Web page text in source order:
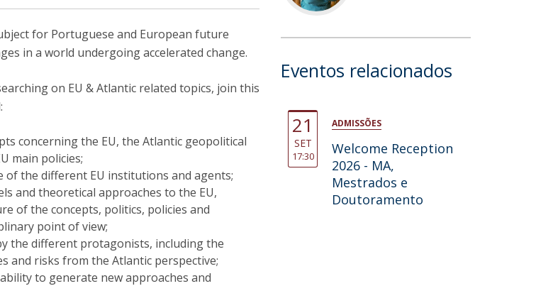
for Portuguese and European future
in a world undergoing accelerated change.
on EU & Atlantic related topics, join this
concerning the EU, the Atlantic geopolitical
main policies;
of the different EU institutions and agents;
and theoretical approaches to the EU,
of the concepts, politics, policies and
point of view;
the different protagonists, including the
and risks from the Atlantic perspective;
to generate new approaches and
Eventos relacionados
21
SET
17:30
ADMISSÕES
Welcome Reception
2026 - MA,
Mestrados e
Doutoramento